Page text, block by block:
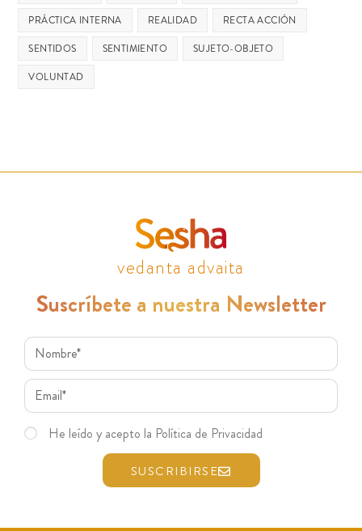
PRÁCTICA INTERNA
REALIDAD
RECTA ACCIÓN
SENTIDOS
SENTIMIENTO
SUJETO-OBJETO
VOLUNTAD
vedanta advaita
Suscríbete a nuestra Newsletter
He leído y acepto la Política de Privacidad
SUSCRIBIRSE